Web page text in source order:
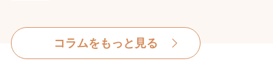
コラムをもっと見る